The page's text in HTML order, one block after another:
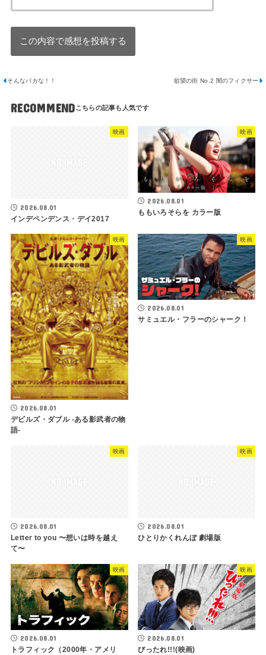
そんなバカな！！ 欲望の街 No.2 闇のフィクサー
RECOMMEND
映画
2026.08.01
インデペンデンス・デイ2017
映画
2026.08.01
ももいろそらを カラー版
映画
2026.08.01
デビルズ・ダブル -ある影武者の物
語-
映画
2026.08.01
サミュエル・フラーのシャーク！
映画
2026.08.01
Letter to you 〜想いは時を越え
て〜
映画
2026.08.01
ひとりかくれんぼ 劇場版
映画
2026.08.01
トラフィック（2000年・アメリ
映画
2026.08.01
びったれ!!!(映画)